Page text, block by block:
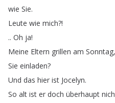
wie Sie.
Leute wie mich?!
.. Oh ja!
Meine Eltern grillen am Sonntag,
Sie einladen?
Und das hier ist Jocelyn.
So alt ist er doch überhaupt